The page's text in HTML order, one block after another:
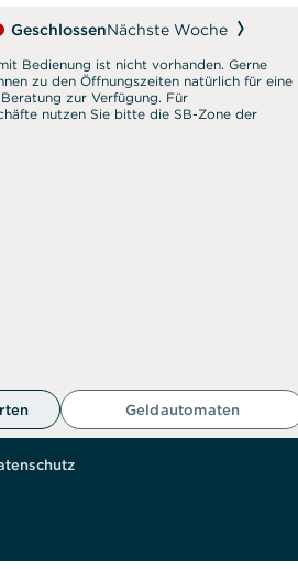
GeschlossenNächste Woche
Bedienung ist nicht vorhanden. Gerne
zu den Öffnungszeiten natürlich für eine
zur Verfügung. Für
nutzen Sie bitte die SB-Zone der
Geldautomaten